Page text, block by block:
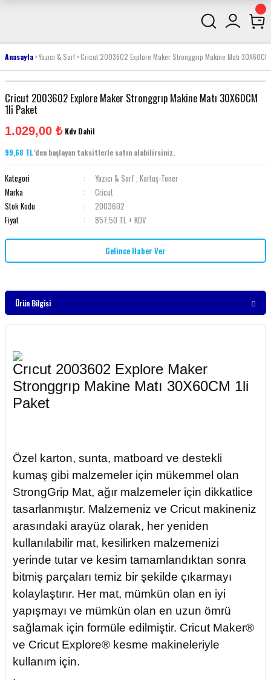
Anasayfa Yazıcı & Sarf Cricut 2003602 Explore Maker Stronggrıp Makine Matı
Cricut 2003602 Explore Maker Stronggrıp Makine Matı 30X60CM
1li Paket
1.029,00 ₺ Kdv Dahil
99,68 TL'den başlayan taksitlerle satın alabilirsiniz.
Kategori Yazıcı & Sarf , Kartuş-Toner
Marka
Cricut
Stok Kodu
2003602
Fiyat
857,50 TL + KDV
Gelince Haber Ver
Ürün Bilgisi
Crıcut 2003602 Explore Maker
Stronggrıp Makine Matı 30X60CM 1li
Paket
Özel karton, sunta, matboard ve destekli
kumaş gibi malzemeler için mükemmel olan
StrongGrip Mat, ağır malzemeler için dikkatlice
tasarlanmıştır. Malzemeniz ve Cricut makineniz
arasındaki arayüz olarak, her yeniden
kullanılabilir mat, kesilirken malzemenizi
yerinde tutar ve kesim tamamlandıktan sonra
bitmiş parçaları temiz bir şekilde çıkarmayı
kolaylaştırır. Her mat, mümkün olan en iyi
yapışmayı ve mümkün olan en uzun ömrü
sağlamak için formüle edilmiştir. Cricut Maker®
ve Cricut Explore® kesme makineleriyle
kullanım için.